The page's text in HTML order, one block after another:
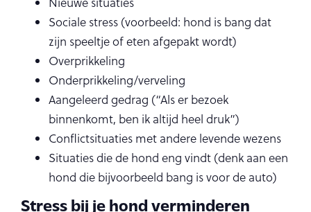
Sociale stress (voorbeeld: hond is bang dat
zijn speeltje of eten afgepakt wordt)
Overprikkeling
Onderprikkeling/verveling
Aangeleerd gedrag (“Als er bezoek
binnenkomt, ben ik altijd heel druk”)
Conflictsituaties met andere levende wezens
Situaties die de hond eng vindt (denk aan een
hond die bijvoorbeeld bang is voor de auto)
Stress bij je hond verminderen